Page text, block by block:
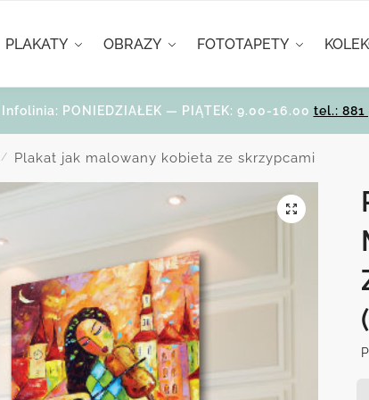
PLAKATY OBRAZY FOTOTAPETY
Infolinia: PONIEDZIAŁEK — PIĄTEK: 9.00-16.00 tel.: 881
/ Plakat jak malowany kobieta ze skrzypcami